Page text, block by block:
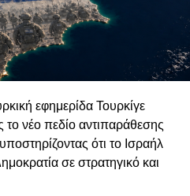
δυσκολότερη την ανάδειξη
στον αμυντικό
επιμένει ότι οι προμήθειες
αρμοδιότητα των εθνικών
Επιτροπής. Ωστόσο,
η ευρωπαϊκή αμυντική
εξευρωπαϊσμός και η
οπλικών συστημάτων,
από τις επιλογές του
εφημερίδα Τουρκίγε
νέο πεδίο αντιπαράθεσης
ότι το Ισραήλ
σε στρατηγικό και